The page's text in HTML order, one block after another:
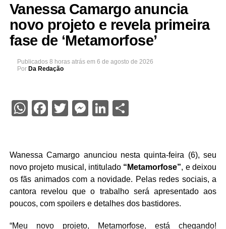
Vanessa Camargo anuncia
novo projeto e revela primeira
fase de ‘Metamorfose’
Publicados 8 horas atrás em 6 de agosto de 2026
Por Da Redação
WhatsApp
Facebook
Twitter
Messenger
LinkedIn
Share
Wanessa Camargo anunciou nesta quinta-feira (6), seu
novo projeto musical, intitulado “Metamorfose”, e deixou
os fãs animados com a novidade. Pelas redes sociais, a
cantora revelou que o trabalho será apresentado aos
poucos, com spoilers e detalhes dos bastidores.
“Meu novo projeto, Metamorfose, está chegando!